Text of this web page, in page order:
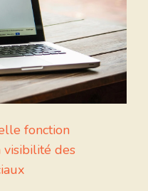
fonction
visibilité des